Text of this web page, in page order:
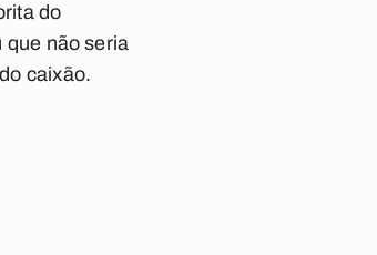
do
que não seria
caixão.